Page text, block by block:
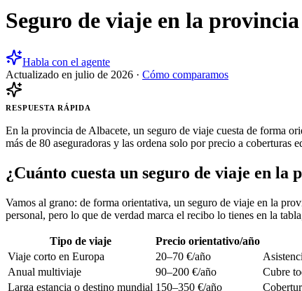
Seguro de viaje en la
Habla con el agente
Actualizado en julio de 2026 · Cómo comparamos
RESPUESTA RÁPIDA
En la provincia de Albacete, un seguro de viaje cuesta de forma
más de 80 aseguradoras y las ordena solo por precio a
¿Cuánto cuesta un seguro de viaje en la
Vamos al grano: de forma orientativa, un seguro de viaje en la
personal, pero lo que de verdad marca el recibo lo tienes en la
Tipo de viaje Precio orientativo/año
Viaje corto en Europa
20–70 €/año
Anual multiviaje
90–200 €/año
Cubre
Larga estancia o destino mundial 150–350 €/año